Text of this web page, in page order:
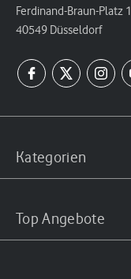
Ferdinand-Braun-Platz 1
40549 Düsseldorf
Kategorien
Top Angebote